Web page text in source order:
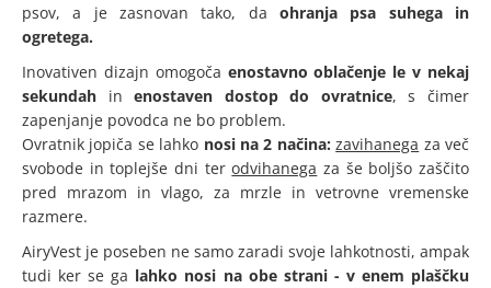
psov, a je zasnovan tako, da ohranja psa suhega in
ogretega.
Inovativen dizajn omogoča enostavno oblačenje le v nekaj
sekundah inenostaven dostop do ovratnice, s čimer
zapenjanje povodca ne bo problem.
Ovratnik jopiča se lahko nosi na 2 načina: zavihanega za več
svobode in toplejše dni terodvihanega za še boljšo zaščito
pred mrazom in vlago, za mrzle in vetrovne vremenske
razmere.
AiryVest je poseben ne samo zaradi svoje lahkotnosti, ampak
tudi ker se ga lahko nosi na obe strani - v enem plaščku